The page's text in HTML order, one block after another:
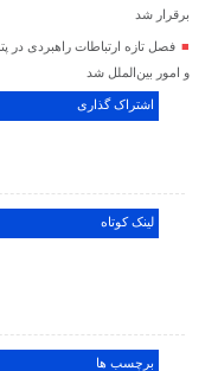
برقرار شد
فصل تازه ارتباطات راهبردی در
و امور بین‌الملل شد
اشتراک گذاری
لینک کوتاه
برچسب ها